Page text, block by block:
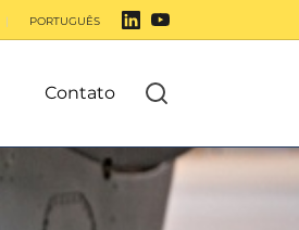
PORTUGUÊS
Contato